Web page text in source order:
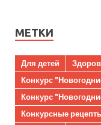
МЕТКИ
Для детей
Конкурс
Конкурс
Конкурсные